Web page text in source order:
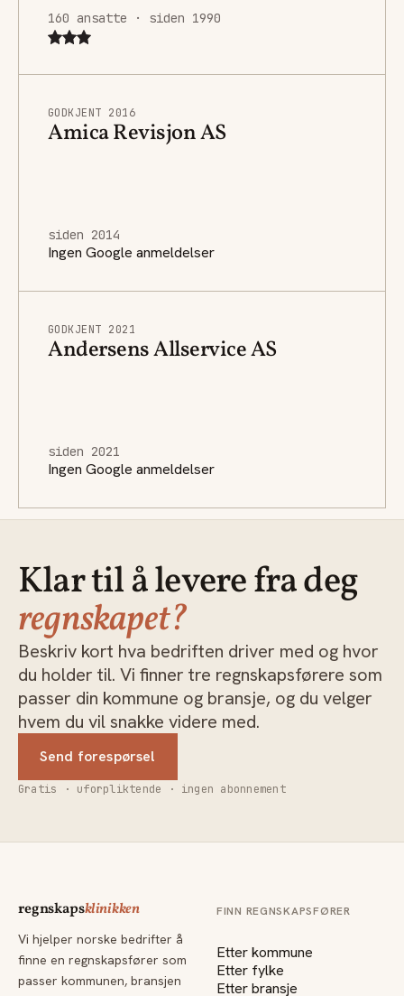
160 ansatte · siden 1990
GODKJENT 2016
Amica Revisjon AS
siden 2014
Ingen Google anmeldelser
GODKJENT 2021
Andersens Allservice AS
siden 2021
Ingen Google anmeldelser
Klar til å levere fra deg
regnskapet?
Beskriv kort hva bedriften driver med og hvor
du holder til. Vi finner tre regnskapsførere som
passer din kommune og bransje, og du velger
hvem du vil snakke videre med.
Send forespørsel
Gratis · uforpliktende · ingen abonnement
regnskapsklinikken
Vi hjelper norske bedrifter å
finne en regnskapsfører som
passer kommunen, bransjen
FINN REGNSKAPSFØRER
Etter kommune
Etter fylke
Etter bransje